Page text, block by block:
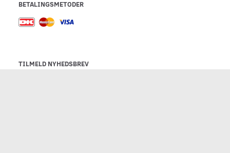
BETALINGSMETODER
TILMELD NYHEDSBREV